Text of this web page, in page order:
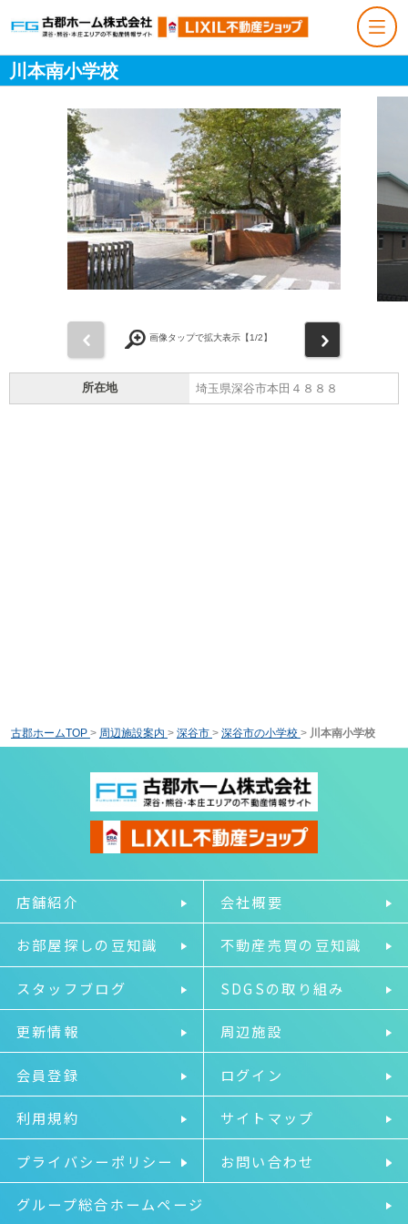
川本南小学校
画像タップで拡大表示【1/2】
所在地 埼玉県深谷市本田４８８８
古郡ホームTOP > 周辺施設案内 > 深谷市 > 深谷市の小学校 > 川本南小学校
店舗紹介 会社概要
お部屋探しの豆知識 不動産売買の豆知識
スタッフブログ SDGSの取り組み
更新情報 周辺施設
会員登録 ログイン
利用規約 サイトマップ
プライバシーポリシー お問い合わせ
グループ総合ホームページ